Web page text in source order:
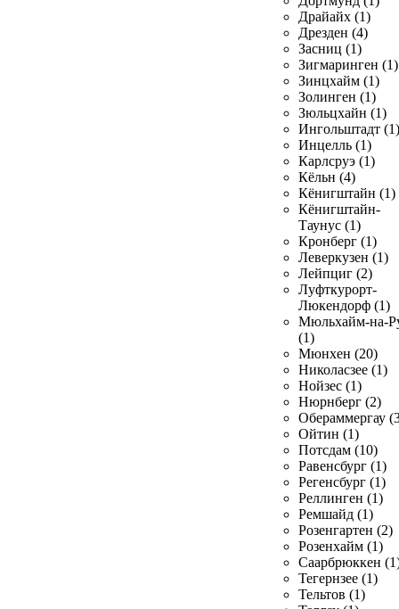
Драйайх (1)
Дрезден (4)
Засниц (1)
Зигмаринген (1)
Зинцхайм (1)
Золинген (1)
Зюльцхайн (1)
Ингольштадт (1)
Инцелль (1)
Карлсруэ (1)
Кёльн (4)
Кёнигштайн (1)
Кёнигштайн-
Таунус (1)
Кронберг (1)
Леверкузен (1)
Лейпциг (2)
Луфткурорт-
Люкендорф (1)
Мюльхайм-на-
(1)
Мюнхен (20)
Николасзее (1)
Нойзес (1)
Нюрнберг (2)
Обераммергау
Ойтин (1)
Потсдам (10)
Равенсбург (1)
Регенсбург (1)
Реллинген (1)
Ремшайд (1)
Розенгартен (2)
Розенхайм (1)
Саарбрюккен
Тегернзее (1)
Тельтов (1)